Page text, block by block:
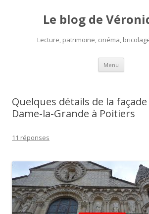
Le blog de
Lecture, patrimoine, cinéma,
Menu Aller
contenu
Quelques détails de la
Dame-la-Grande à Poitiers
11 réponses